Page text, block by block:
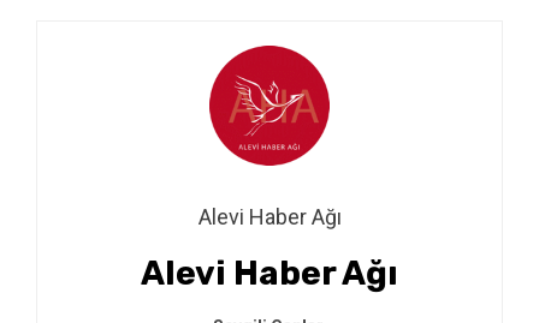
Alevi Haber Ağı
Alevi Haber Ağı